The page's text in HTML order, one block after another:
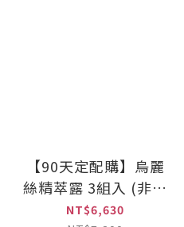
【90天定配購】烏麗
絲精萃露 3組入 (非染
劑，賦黑灰髮精華) 原
NT$6,630